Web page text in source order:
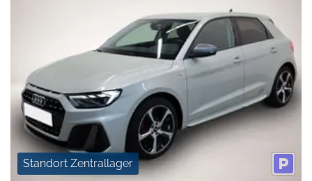
Standort Zentrallager